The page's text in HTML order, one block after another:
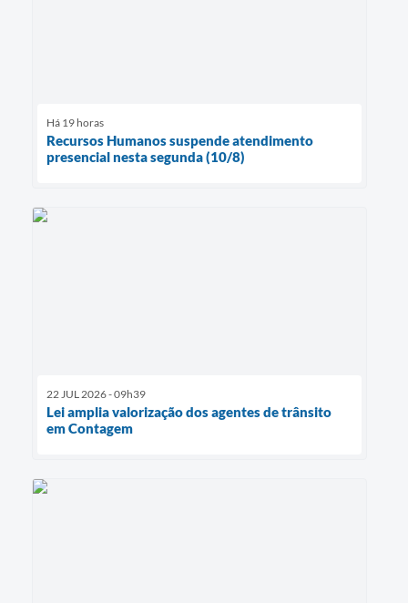
Há 19 horas
Recursos Humanos suspende atendimento
presencial nesta segunda (10/8)
22 JUL 2026 - 09h39
Lei amplia valorização dos agentes de trânsito
em Contagem